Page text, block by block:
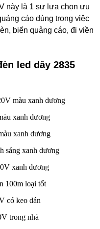
này là 1 sự lựa chọn ưu
cáo dùng trong việc
biển quảng cáo, đi viền
led dây 2835